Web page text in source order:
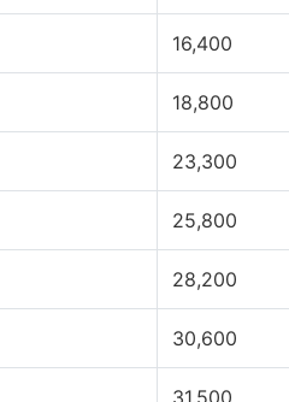
16,400
18,800
23,300
25,800
28,200
30,600
31,500